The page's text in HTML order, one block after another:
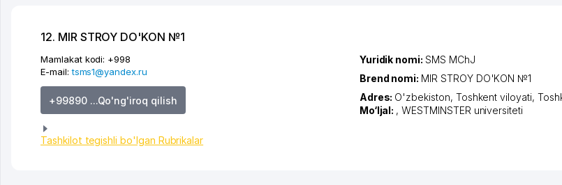
12. MIR STROY DO'KON №1
Mamlakat kodi: +998
E-mail:tsms1@yandex.ru
+99890 ...Qo'ng'iroq qilish
Tashkilot tegishli bo'lgan Rubrikalar
Yuridik nomi:SMS MChJ
Brend nomi: MIR STROY DO'KON №1
Adres: O'zbekiston, Toshkent viloyati,
Mo‘ljal: , WESTMINSTER universiteti